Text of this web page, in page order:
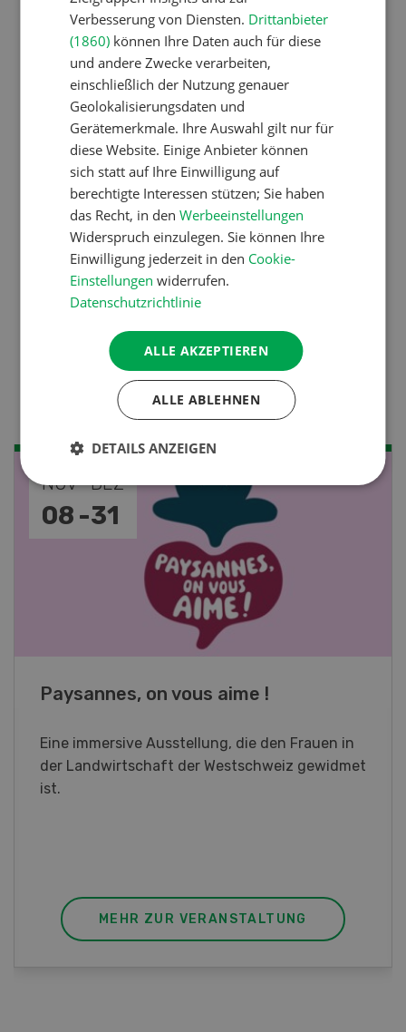
Schweizer Kuhnamen: Liste
von A-Z
Pflanzenbau
Erst das Ziel, dann die
Zwischenfrucht
Betriebsführung
Kein Dauergarten ohne
Bewilligung
Pflanzenbau
Raufutter aus dem Sack
NOV
19 -
JAN
28
Fachkurs Aquakultur
Sind Sie in der Fischzucht tätig oder
interessieren Sie sich für das Thema? In
diesem Fall ist unser FBA-Weiterbildungskurs
MEHR ZUR VERANSTALTUNG
Verbesserung von Diensten. Drittanbieter
(1860) können Ihre Daten auch für diese
und andere Zwecke verarbeiten,
einschließlich der Nutzung genauer
Geolokalisierungsdaten und
Gerätemerkmale. Ihre Auswahl gilt nur für
diese Website. Einige Anbieter können
sich statt auf Ihre Einwilligung auf
berechtigte Interessen stützen; Sie haben
das Recht, in denWerbeeinstellungen
Widerspruch einzulegen. Sie können Ihre
Einwilligung jederzeit in den Cookie-
Einstellungen widerrufen.
Datenschutzrichtlinie
ALLE AKZEPTIEREN
ALLE ABLEHNEN
DETAILS ANZEIGEN